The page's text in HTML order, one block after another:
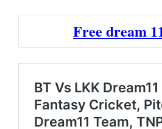
Free dream